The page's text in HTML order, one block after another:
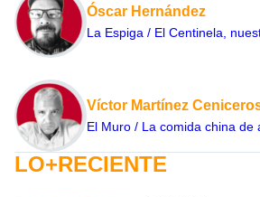
Óscar Hernández
La Espiga / El Centinela,
Víctor Martínez
El Muro / La comida china de
LO+RECIENTE